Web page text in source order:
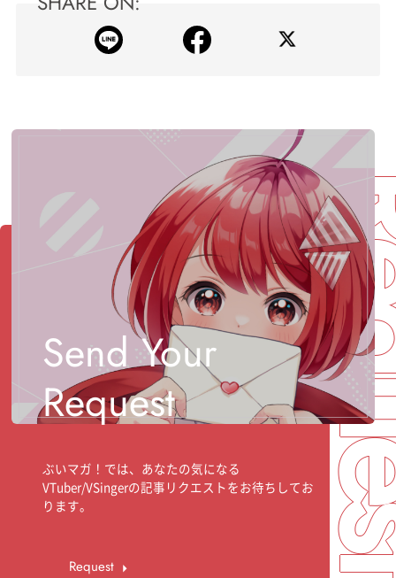
Send Your
Request
ぶいマガ！では、あなたの気になる
VTuber/VSingerの記事リクエストをお待ちしてお
ります。
Request